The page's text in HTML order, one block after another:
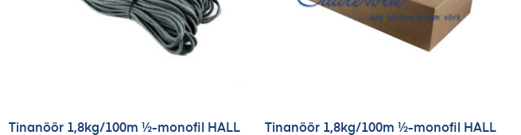
Tinanöör 1,8kg/100m ½-monofil HALL
Tinanöör 1,8kg/100m ½-monofil HALL